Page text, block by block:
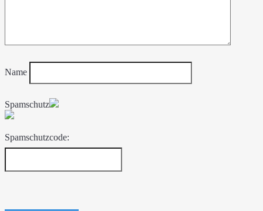
Name
Spamschutz
Spamschutzcode: